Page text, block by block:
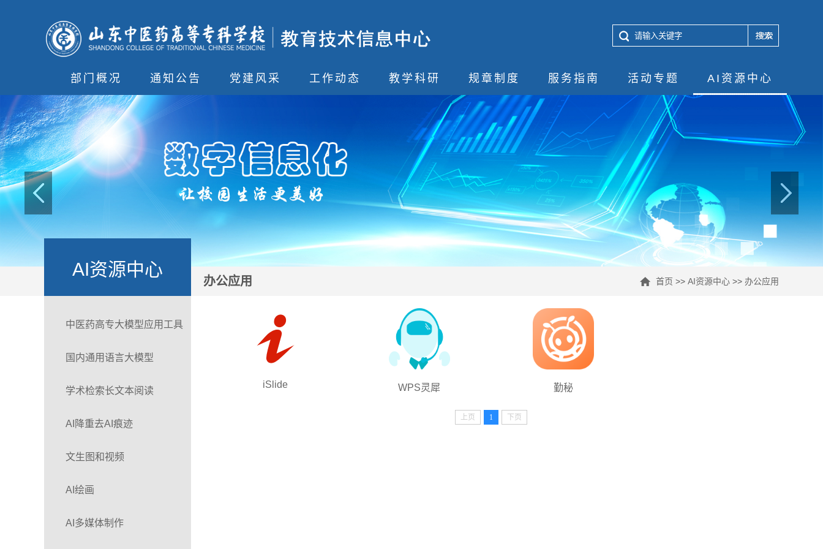
部门概况 通知公告 党建风采 工作动态 教学科研 规章制度 服务指南 活动专题 AI资源中心
AI资源中心
办公应用 首页 >> AI资源中心 >> 办公应用
中医药高专大模型应用工具
国内通用语言大模型
学术检索长文本阅读
AI降重去AI痕迹
文生图和视频
AI绘画
AI多媒体制作
iSlide WPS灵犀 勤秘
上页 1 下页